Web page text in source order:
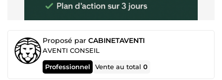
Proposé par CABINETAVENTI
AVENTI CONSEIL
Professionnel Vente au total0